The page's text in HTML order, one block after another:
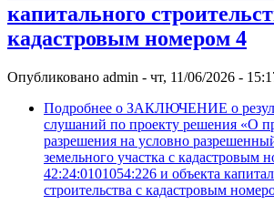
капитального
кадастровым номером 4
Опубликовано admin - чт, 11/06/2026 -
Подробнее о ЗАКЛЮЧЕНИЕ о
слушаний по проекту решения «О
разрешения на условно
земельного участка с кадастровым
42:24:0101054:226 и объекта
строительства с кадастровым